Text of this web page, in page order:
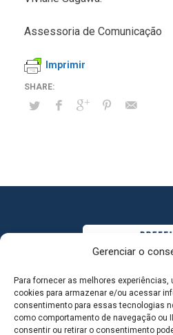
Gerenciar o
Para fornecer as melhores
cookies para armazenar e/ou acessar
consentimento para essas tecnologias
como comportamento de navegação ou
consentir ou retirar o consentimento
Assessoria de Comunicação
Imprimir